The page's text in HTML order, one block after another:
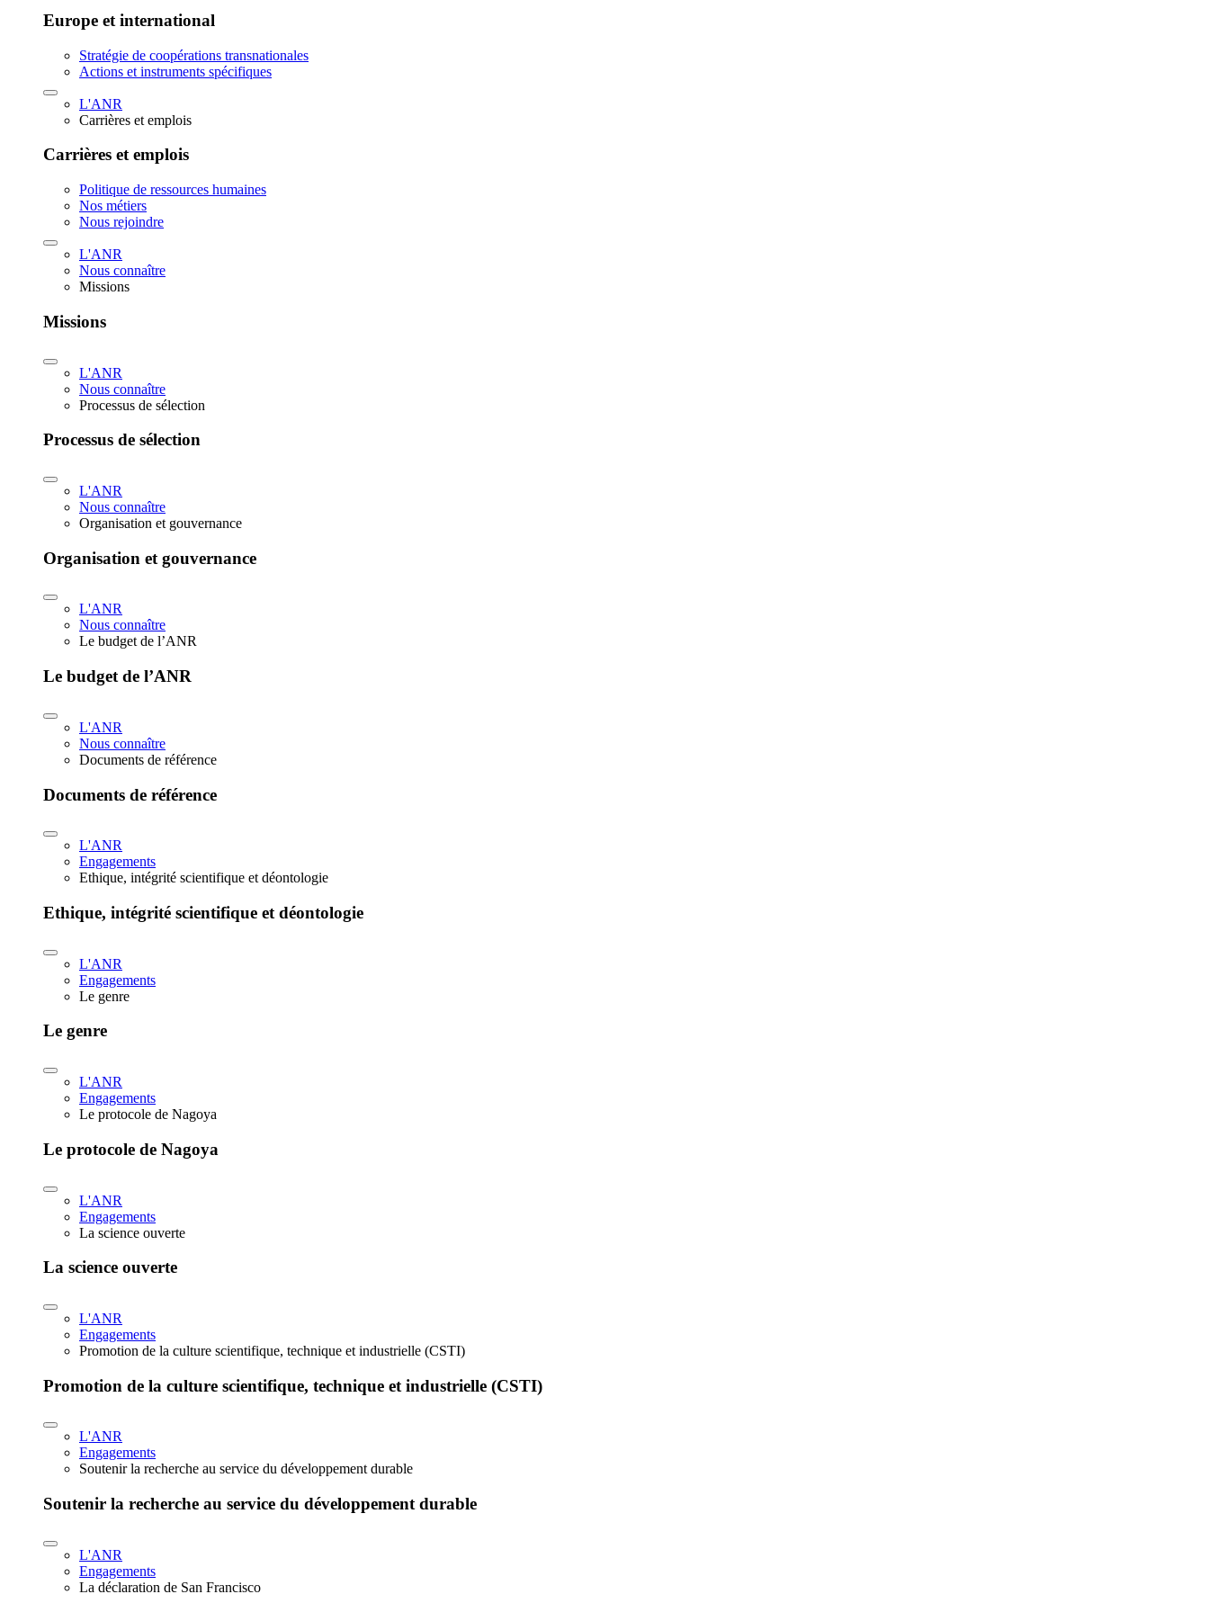
Europe et international
Stratégie de coopérations transnationales
Actions et instruments spécifiques
L'ANR
Carrières et emplois
Carrières et emplois
Politique de ressources humaines
Nos métiers
Nous rejoindre
L'ANR
Nous connaître
Missions
Missions
L'ANR
Nous connaître
Processus de sélection
Processus de sélection
L'ANR
Nous connaître
Organisation et gouvernance
Organisation et gouvernance
L'ANR
Nous connaître
Le budget de l’ANR
Le budget de l’ANR
L'ANR
Nous connaître
Documents de référence
Documents de référence
L'ANR
Engagements
Ethique, intégrité scientifique et déontologie
Ethique, intégrité scientifique et déontologie
L'ANR
Engagements
Le genre
Le genre
L'ANR
Engagements
Le protocole de Nagoya
Le protocole de Nagoya
L'ANR
Engagements
La science ouverte
La science ouverte
L'ANR
Engagements
Promotion de la culture scientifique, technique et industrielle (CSTI)
Promotion de la culture scientifique, technique et industrielle (CSTI)
L'ANR
Engagements
Soutenir la recherche au service du développement durable
Soutenir la recherche au service du développement durable
L'ANR
Engagements
La déclaration de San Francisco